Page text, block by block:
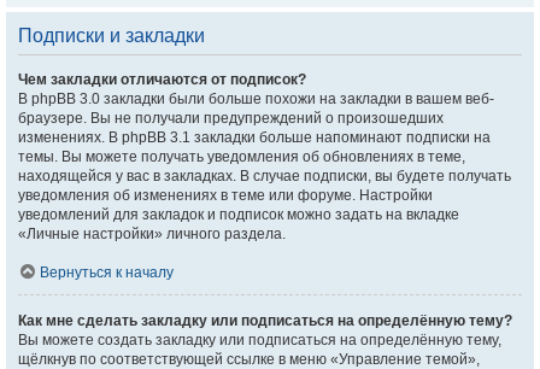
Подписки и закладки
Чем закладки отличаются от подписок?
В phpBB 3.0 закладки были больше похожи на закладки в вашем веб-
браузере. Вы не получали предупреждений о произошедших
изменениях. В phpBB 3.1 закладки больше напоминают подписки на
темы. Вы можете получать уведомления об обновлениях в теме,
находящейся у вас в закладках. В случае подписки, вы будете получать
уведомления об изменениях в теме или форуме. Настройки
уведомлений для закладок и подписок можно задать на вкладке
«Личные настройки» личного раздела.
Вернуться к началу
Как мне сделать закладку или подписаться на определённую тему?
Вы можете создать закладку или подписаться на определённую тему,
щёлкнув по соответствующей ссылке в меню «Управление темой»,